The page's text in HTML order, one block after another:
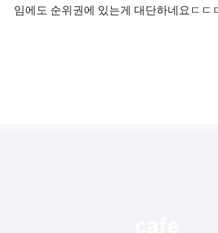
임에도 순위권에 있는게 대단하네요ㄷㄷ